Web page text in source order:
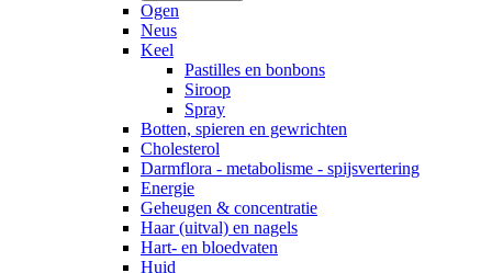
Ogen
Neus
Keel
Pastilles en bonbons
Siroop
Spray
Botten, spieren en gewrichten
Cholesterol
Darmflora - metabolisme - spijsvertering
Energie
Geheugen & concentratie
Haar (uitval) en nagels
Hart- en bloedvaten
Huid